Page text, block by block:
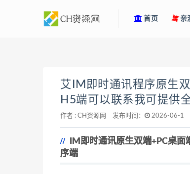
首页 亲
艾IM即时通讯程序原生
H5端可以联系我可提供
作者 : CH资源网 发布时间： 2026-06-1
IM即时通讯原生双端+PC桌
序端